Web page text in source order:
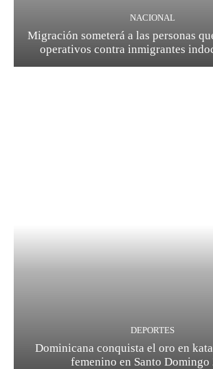
NACIONAL
Migración someterá a las personas
operativos contra inmigrantes
DEPORTES
Dominicana conquista el oro en
femenino en Santo Domingo